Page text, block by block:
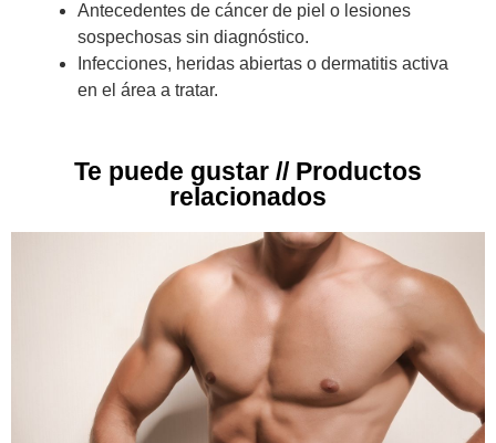
Antecedentes de cáncer de piel o lesiones
sospechosas sin diagnóstico.
Infecciones, heridas abiertas o dermatitis activa
en el área a tratar.
Te puede gustar // Productos
relacionados